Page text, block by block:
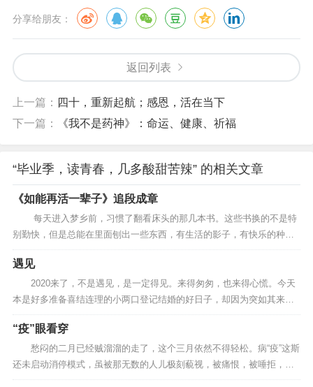
分享给朋友：
返回列表
上一篇： 四十，重新起航；感恩，活在当下
下一篇：
《我不是药神》：命运、健康、祈福
“毕业季，读青春，几多酸甜苦辣” 的相关文章
《如能再活一辈子》追段成章
每天进入梦乡前，习惯了翻看床头的那几本书。这些书换的不是特
别勤快，但是总能在里面刨出一些东西，有生活的影子，有快乐的种
子，也有辛酸的泪水。她能让自己恍然大悟，也能体验到作者的设身处
地，会有撕心裂肺的痛感，还能独辟幽径，落得安好。 读过一篇Er
ma Bombeck的《如能再活一辈子》...
遇见
2020来了，不是遇见，是一定得见。来得匆匆，也来得心慌。今天
本是好多准备喜结连理的小两口登记结婚的好日子，却因为突如其来的
新型冠状病毒疫情，彻底改变了，看着这对称的2、0数字组合，想想，
若是拼凑一下脑子里的小段子，写写，也可成就一篇特殊时刻的日志
吧！ 遇见，这是儿子今天完成的假期作文题目，如...
“疫”眼看穿
愁闷的二月已经贼溜溜的走了，这个三月依然不得轻松。病“疫”这斯
还未启动消停模式，虽被那无数的人儿极刻藐视，被痛恨，被唾拒，它
却变着花样，猖獗不止。 终究，“疫”将终结，“疫”去不复返。只是